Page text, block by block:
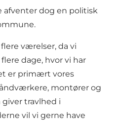
afventer dog en politisk
værelser, da vi
dage, hvor vi har
er primært vores
montører og
travlhed i
vil vi gerne have